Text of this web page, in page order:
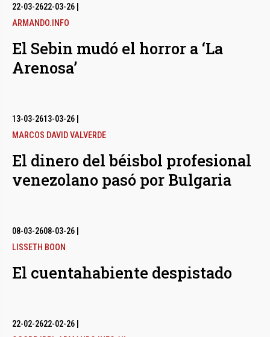
22-03-2622-03-26
ARMANDO.INFO
El Sebin mudó el horror a ‘La
Arenosa’
13-03-2613-03-26
MARCOS DAVID VALVERDE
El dinero del béisbol profesional
venezolano pasó por Bulgaria
08-03-2608-03-26
LISSETH BOON
El cuentahabiente despistado
22-02-2622-02-26